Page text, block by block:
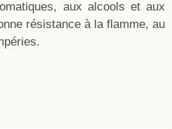
aux alcools et aux
résistance à la flamme, au